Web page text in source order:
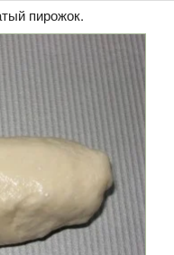
пирожок.